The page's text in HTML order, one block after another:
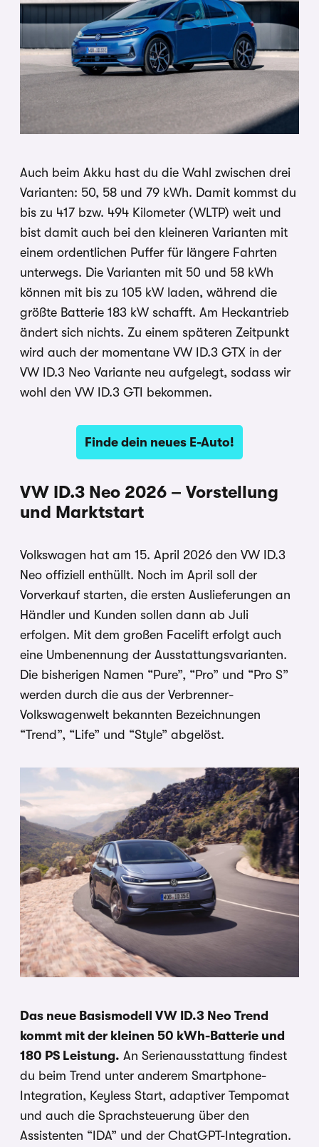
Auch beim Akku hast du die Wahl zwischen drei
Varianten: 50, 58 und 79 kWh. Damit kommst du
bis zu 417 bzw. 494 Kilometer (WLTP) weit und
bist damit auch bei den kleineren Varianten mit
einem ordentlichen Puffer für längere Fahrten
unterwegs. Die Varianten mit 50 und 58 kWh
können mit bis zu 105 kW laden, während die
größte Batterie 183 kW schafft. Am Heckantrieb
ändert sich nichts. Zu einem späteren Zeitpunkt
wird auch der momentane VW ID.3 GTX in der
VW ID.3 Neo Variante neu aufgelegt, sodass wir
wohl den VW ID.3 GTI bekommen.
Finde dein neues E-Auto!
VW ID.3 Neo 2026 – Vorstellung
und Marktstart
Volkswagen hat am 15. April 2026 den VW ID.3
Neo offiziell enthüllt. Noch im April soll der
Vorverkauf starten, die ersten Auslieferungen an
Händler und Kunden sollen dann ab Juli
erfolgen. Mit dem großen Facelift erfolgt auch
eine Umbenennung der Ausstattungsvarianten.
Die bisherigen Namen “Pure”, “Pro” und “Pro S”
werden durch die aus der Verbrenner-
Volkswagenwelt bekannten Bezeichnungen
“Trend”, “Life” und “Style” abgelöst.
Das neue Basismodell VW ID.3 Neo Trend
kommt mit der kleinen 50 kWh-Batterie und
180 PS Leistung. An Serienausstattung findest
du beim Trend unter anderem Smartphone-
Integration, Keyless Start, adaptiver Tempomat
und auch die Sprachsteuerung über den
Assistenten “IDA” und der ChatGPT-Integration.